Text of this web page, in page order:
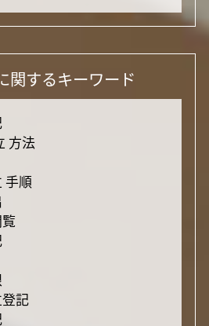
関するキーワード
方法
手順
記